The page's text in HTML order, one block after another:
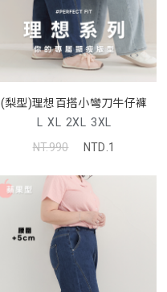
(梨型)理想百搭小彎刀牛仔褲
L XL 2XL 3XL
NT.990
NTD.1